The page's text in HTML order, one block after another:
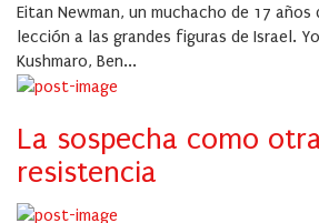
Eitan Newman, un muchacho de 17 años
lección a las grandes figuras de Israel.
Kushmaro, Ben...
La sospecha como
resistencia